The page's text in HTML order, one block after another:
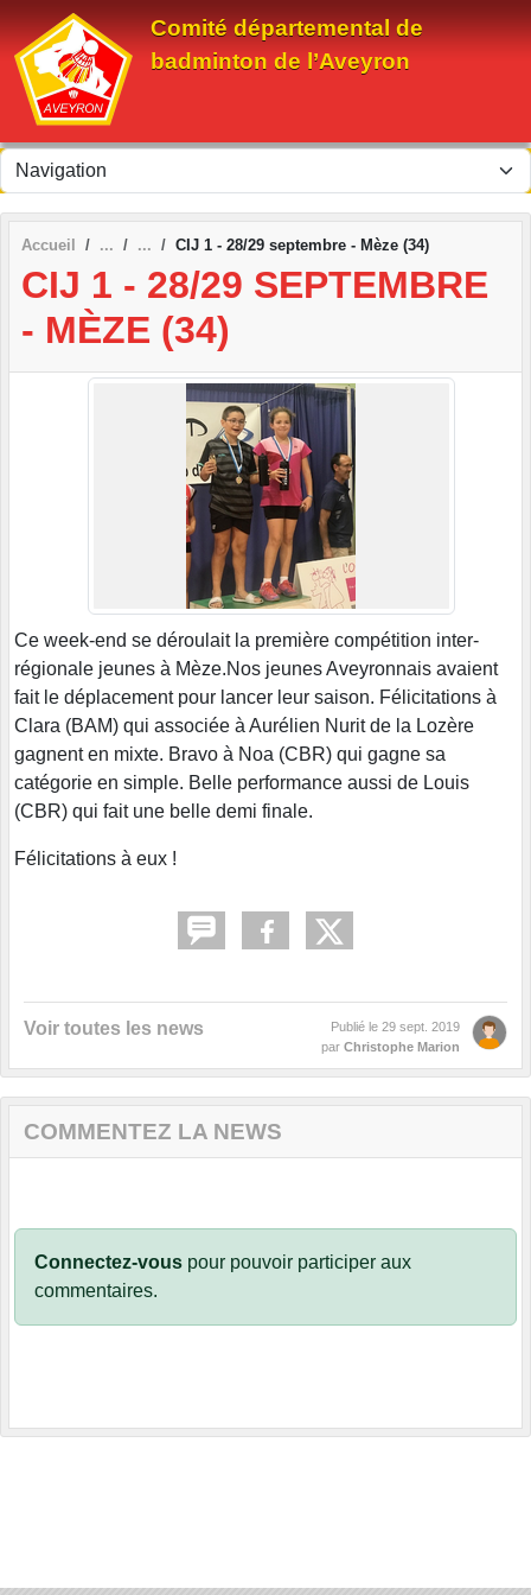
Comité départemental de
badminton de l’Aveyron
Accueil CIJ 1 - 28/29 septembre - Mèze (34)
CIJ 1 - 28/29 SEPTEMBRE
- MÈZE (34)
Ce week-end se déroulait la première compétition inter-
régionale jeunes à Mèze.Nos jeunes Aveyronnais avaient
fait le déplacement pour lancer leur saison. Félicitations à
Clara (BAM) qui associée à Aurélien Nurit de la Lozère
gagnent en mixte. Bravo à Noa (CBR) qui gagne sa
catégorie en simple. Belle performance aussi de Louis
(CBR) qui fait une belle demi finale.
Félicitations à eux !
Voir toutes les news Publié le 29 sept. 2019
par Christophe Marion
COMMENTEZ LA NEWS
Connectez-vous pour pouvoir participer aux
commentaires.
Panneau de gestion des cookies